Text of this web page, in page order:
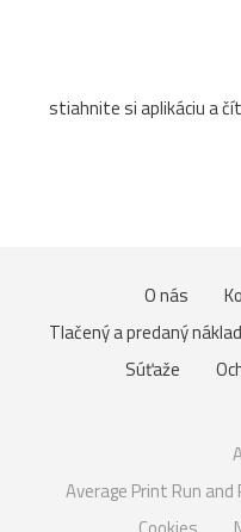
stiahnite si aplikáciu a
O nás
Tlačený a predaný
Súťaže
Average Print Run and